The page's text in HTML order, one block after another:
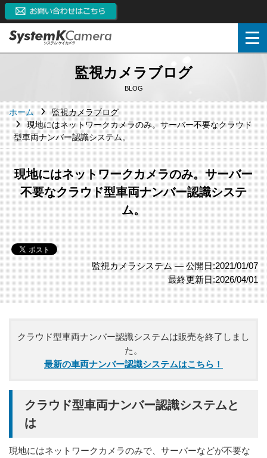
監視カメラブログ
BLOG
ホーム
監視カメラブログ
現地にはネットワークカメラのみ。サーバー不要なクラウド
型車両ナンバー認識システム。
現地にはネットワークカメラのみ。サーバー
不要なクラウド型車両ナンバー認識システ
ム。
監視カメラシステム —公開日:2021/01/07
最終更新日:2026/04/01
クラウド型車両ナンバー認識システムは販売を終了しまし
た。
最新の車両ナンバー認識システムはこちら！
クラウド型車両ナンバー認識システムと
は
現地にはネットワークカメラのみで、サーバーなどが不要な